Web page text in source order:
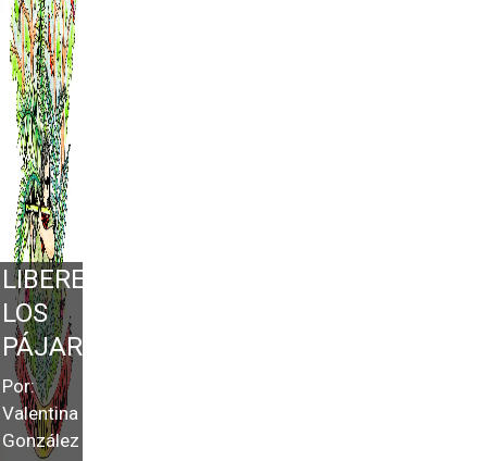
LIBEREN
LOS
PÁJAROS
Por:
Valentina
González